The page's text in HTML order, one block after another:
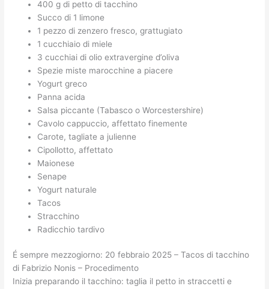
400 g di petto di tacchino
Succo di 1 limone
1 pezzo di zenzero fresco, grattugiato
1 cucchiaio di miele
3 cucchiai di olio extravergine d’oliva
Spezie miste marocchine a piacere
Yogurt greco
Panna acida
Salsa piccante (Tabasco o Worcestershire)
Cavolo cappuccio, affettato finemente
Carote, tagliate a julienne
Cipollotto, affettato
Maionese
Senape
Yogurt naturale
Tacos
Stracchino
Radicchio tardivo
É sempre mezzogiorno: 20 febbraio 2025 – Tacos di tacchino
di Fabrizio Nonis – Procedimento
Inizia preparando il tacchino: taglia il petto in straccetti e